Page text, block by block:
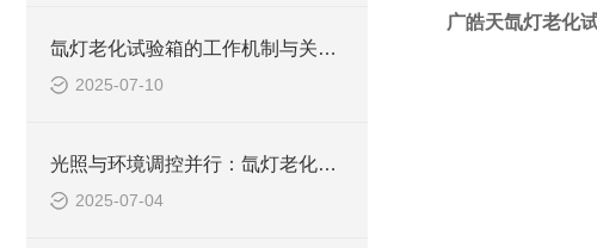
氙灯老化试验箱的工作机制与关键技术解析
2025-07-10
光照与环境调控并行：氙灯老化试验箱工作原理深度剖析
2025-07-04
广皓天氙灯老化